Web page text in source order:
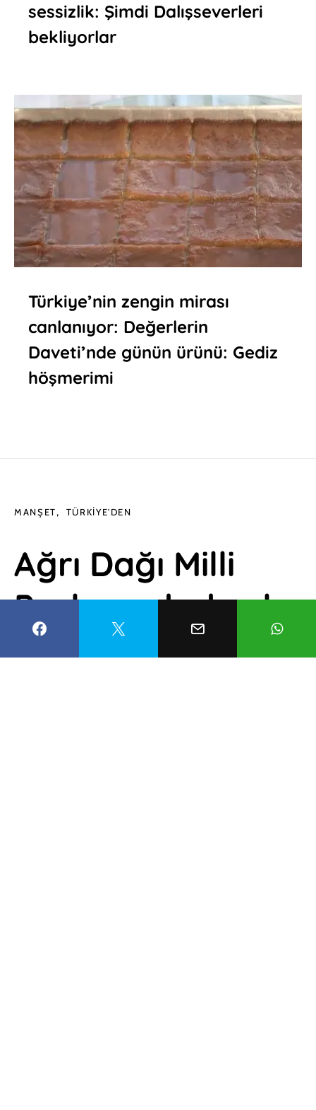
sessizlik: Şimdi Dalışseverleri
bekliyorlar
Türkiye’nin zengin mirası
canlanıyor: Değerlerin
Daveti’nde günün ürünü: Gediz
höşmerimi
MANŞET TÜRKIYE'DEN
Ağrı Dağı Milli
Parkı sonbaharla
asaletini